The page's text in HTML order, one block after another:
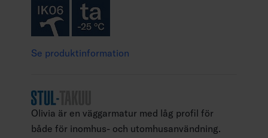
Se produktinformation
Olivia är en väggarmatur med låg profil för
både för inomhus- och utomhusanvändning.